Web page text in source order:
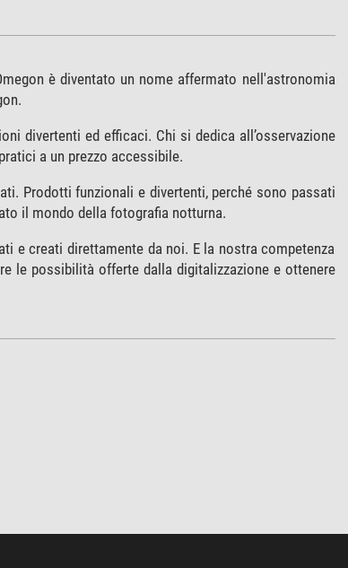
è diventato un nome affermato nell'astronomia
divertenti ed efficaci. Chi si dedica all’osservazione
a un prezzo accessibile.
Prodotti funzionali e divertenti, perché sono passati
il mondo della fotografia notturna.
e creati direttamente da noi. E la nostra competenza
le possibilità offerte dalla digitalizzazione e ottenere